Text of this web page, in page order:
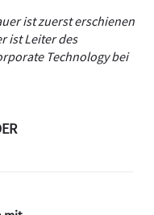
ist zuerst erschienen
ist Leiter des
Technology bei